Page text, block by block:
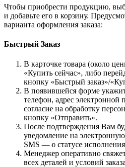
Чтобы приобрести продукцию,
и добавьте его в корзину.
варианта оформления заказа:
Быстрый Заказ
В карточке товара (около
«Купить сейчас», либо
кнопку «Быстрый заказ»/
В появившейся форме
телефон, адрес электронной
согласие на обработку
кнопку «Отправить».
После подтверждения Вам
уведомление на
SMS — о статусе исполнения
Менеджер оперативно
всех деталей и условий